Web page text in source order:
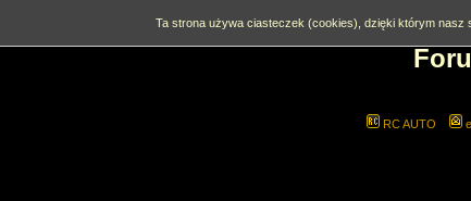
RC AUTO
Ta strona używa ciasteczek (cookies), dzięki którym nasz